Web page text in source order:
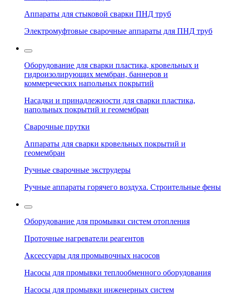
Аппараты для стыковой сварки ПНД труб
Электромуфтовые сварочные аппараты для ПНД труб
Оборудование для сварки пластика, кровельных и
гидроизолирующих мембран, баннеров и
коммереческих напольных покрытий
Насадки и принадлежности для сварки пластика,
напольных покрытий и геомембран
Сварочные прутки
Аппараты для сварки кровельных покрытий и
геомембран
Ручные сварочные экструдеры
Ручные аппараты горячего воздуха. Строительные фены
Оборудование для промывки систем отопления
Проточные нагреватели реагентов
Аксессуары для промывочных насосов
Насосы для промывки теплообменного оборудования
Насосы для промывки инженерных систем